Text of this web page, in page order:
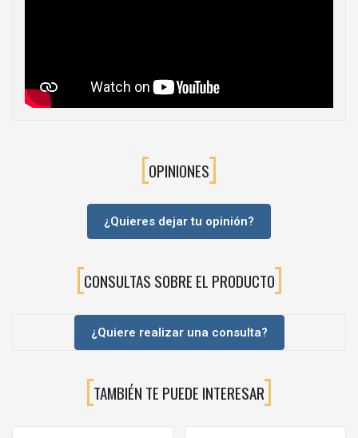
OPINIONES
¿Quieres dejar tu opinión?
CONSULTAS SOBRE EL PRODUCTO
¿Quiere realizar una consulta?
TAMBIÉN TE PUEDE INTERESAR